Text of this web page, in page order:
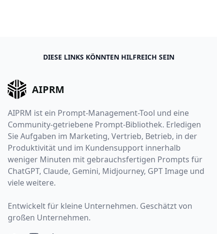
DIESE LINKS KÖNNTEN HILFREICH SEIN
AIPRM
AIPRM ist ein Prompt-Management-Tool und eine
Community-getriebene Prompt-Bibliothek. Erledigen
Sie Aufgaben im Marketing, Vertrieb, Betrieb, in der
Produktivität und im Kundensupport innerhalb
weniger Minuten mit gebrauchsfertigen Prompts für
ChatGPT, Claude, Gemini, Midjourney, GPT Image und
viele weitere.
Entwickelt für kleine Unternehmen. Geschätzt von
großen Unternehmen.